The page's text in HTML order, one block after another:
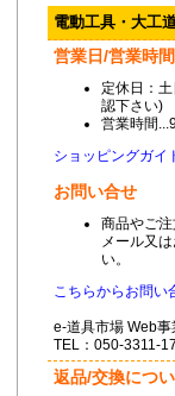
電動工具・大工
営業日/営業時間
定休日：
認下さい)
営業時間
ショッピングガイ
お問い合せ
商品やご注
メール又
い。
こちらからお問い
e-道具市場 Web事
TEL：050-3311-
返品/交換につ